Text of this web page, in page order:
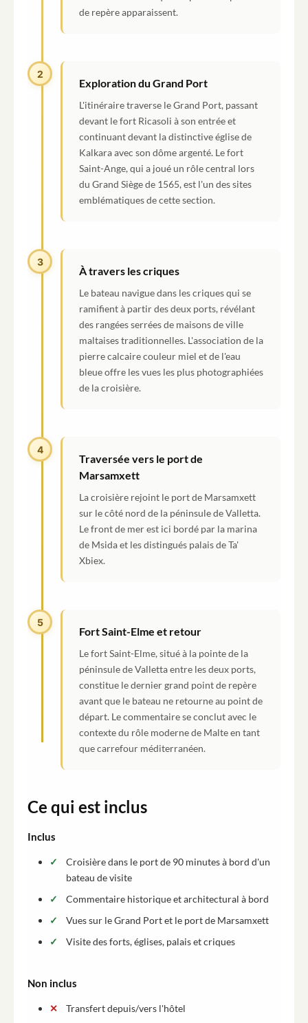
de repère apparaissent.
2
Exploration du Grand Port
L'itinéraire traverse le Grand Port, passant
devant le fort Ricasoli à son entrée et
continuant devant la distinctive église de
Kalkara avec son dôme argenté. Le fort
Saint-Ange, qui a joué un rôle central lors
du Grand Siège de 1565, est l'un des sites
emblématiques de cette section.
3
À travers les criques
Le bateau navigue dans les criques qui se
ramifient à partir des deux ports, révélant
des rangées serrées de maisons de ville
maltaises traditionnelles. L'association de la
pierre calcaire couleur miel et de l'eau
bleue offre les vues les plus photographiées
de la croisière.
4
Traversée vers le port de
Marsamxett
La croisière rejoint le port de Marsamxett
sur le côté nord de la péninsule de Valletta.
Le front de mer est ici bordé par la marina
de Msida et les distingués palais de Ta'
Xbiex.
5
Fort Saint-Elme et retour
Le fort Saint-Elme, situé à la pointe de la
péninsule de Valletta entre les deux ports,
constitue le dernier grand point de repère
avant que le bateau ne retourne au point de
départ. Le commentaire se conclut avec le
contexte du rôle moderne de Malte en tant
que carrefour méditerranéen.
Ce qui est inclus
Inclus
Croisière dans le port de 90 minutes à bord d'un
bateau de visite
Commentaire historique et architectural à bord
Vues sur le Grand Port et le port de Marsamxett
Visite des forts, églises, palais et criques
Non inclus
Transfert depuis/vers l'hôtel